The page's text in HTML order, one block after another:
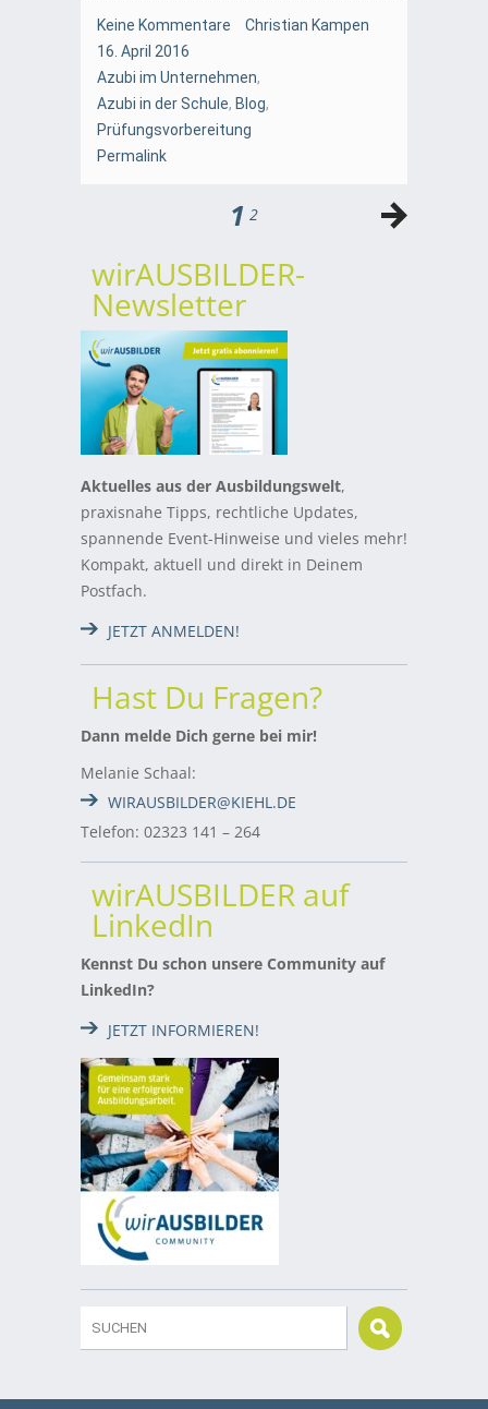
Keine Kommentare
Christian Kampen
16. April 2016
Azubi im Unternehmen,
Azubi in der Schule, Blog,
Prüfungsvorbereitung
Permalink
1 2
wirAUSBILDER-
Newsletter
Aktuelles aus der Ausbildungswelt,
praxisnahe Tipps, rechtliche Updates,
spannende Event-Hinweise und vieles mehr!
Kompakt, aktuell und direkt in Deinem
Postfach.
JETZT ANMELDEN!
Hast Du Fragen?
Dann melde Dich gerne bei mir!
Melanie Schaal:
WIRAUSBILDER@KIEHL.DE
Telefon: 02323 141 – 264
wirAUSBILDER auf
LinkedIn
Kennst Du schon unsere Community auf
LinkedIn?
JETZT INFORMIEREN!